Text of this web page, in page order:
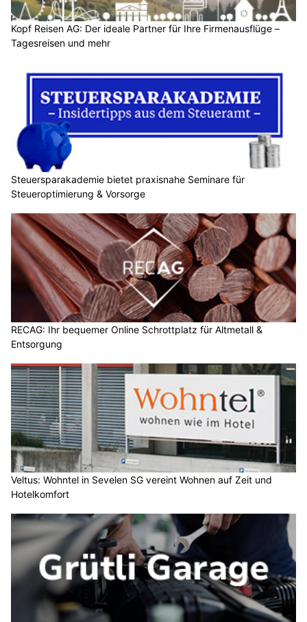
Kopf Reisen AG: Der ideale Partner für Ihre Firmenausflüge –
Tagesreisen und mehr
Steuersparakademie bietet praxisnahe Seminare für
Steueroptimierung & Vorsorge
RECAG: Ihr bequemer Online Schrottplatz für Altmetall &
Entsorgung
Veltus: Wohntel in Sevelen SG vereint Wohnen auf Zeit und
Hotelkomfort